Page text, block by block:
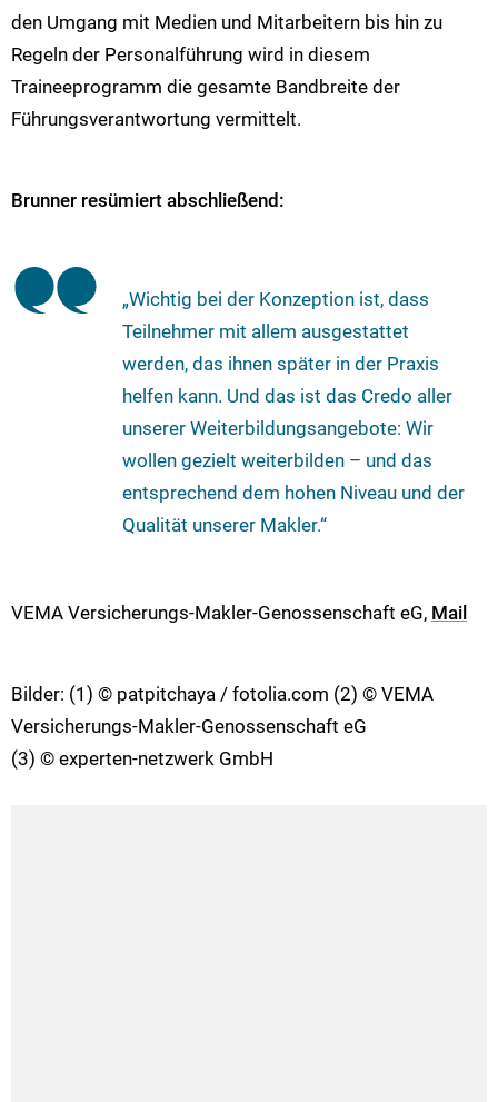
den Umgang mit Medien und Mitarbeitern bis hin zu
Regeln der Personalführung wird in diesem
Traineeprogramm die gesamte Bandbreite der
Führungsverantwortung vermittelt.
Brunner resümiert abschließend:
„Wichtig bei der Konzeption ist, dass
Teilnehmer mit allem ausgestattet
werden, das ihnen später in der Praxis
helfen kann. Und das ist das Credo aller
unserer Weiterbildungsangebote: Wir
wollen gezielt weiterbilden – und das
entsprechend dem hohen Niveau und der
Qualität unserer Makler.“
VEMA Versicherungs-Makler-Genossenschaft eG, Mail
Bilder: (1) © patpitchaya / fotolia.com (2) © VEMA
Versicherungs-Makler-Genossenschaft eG
(3) © experten-netzwerk GmbH